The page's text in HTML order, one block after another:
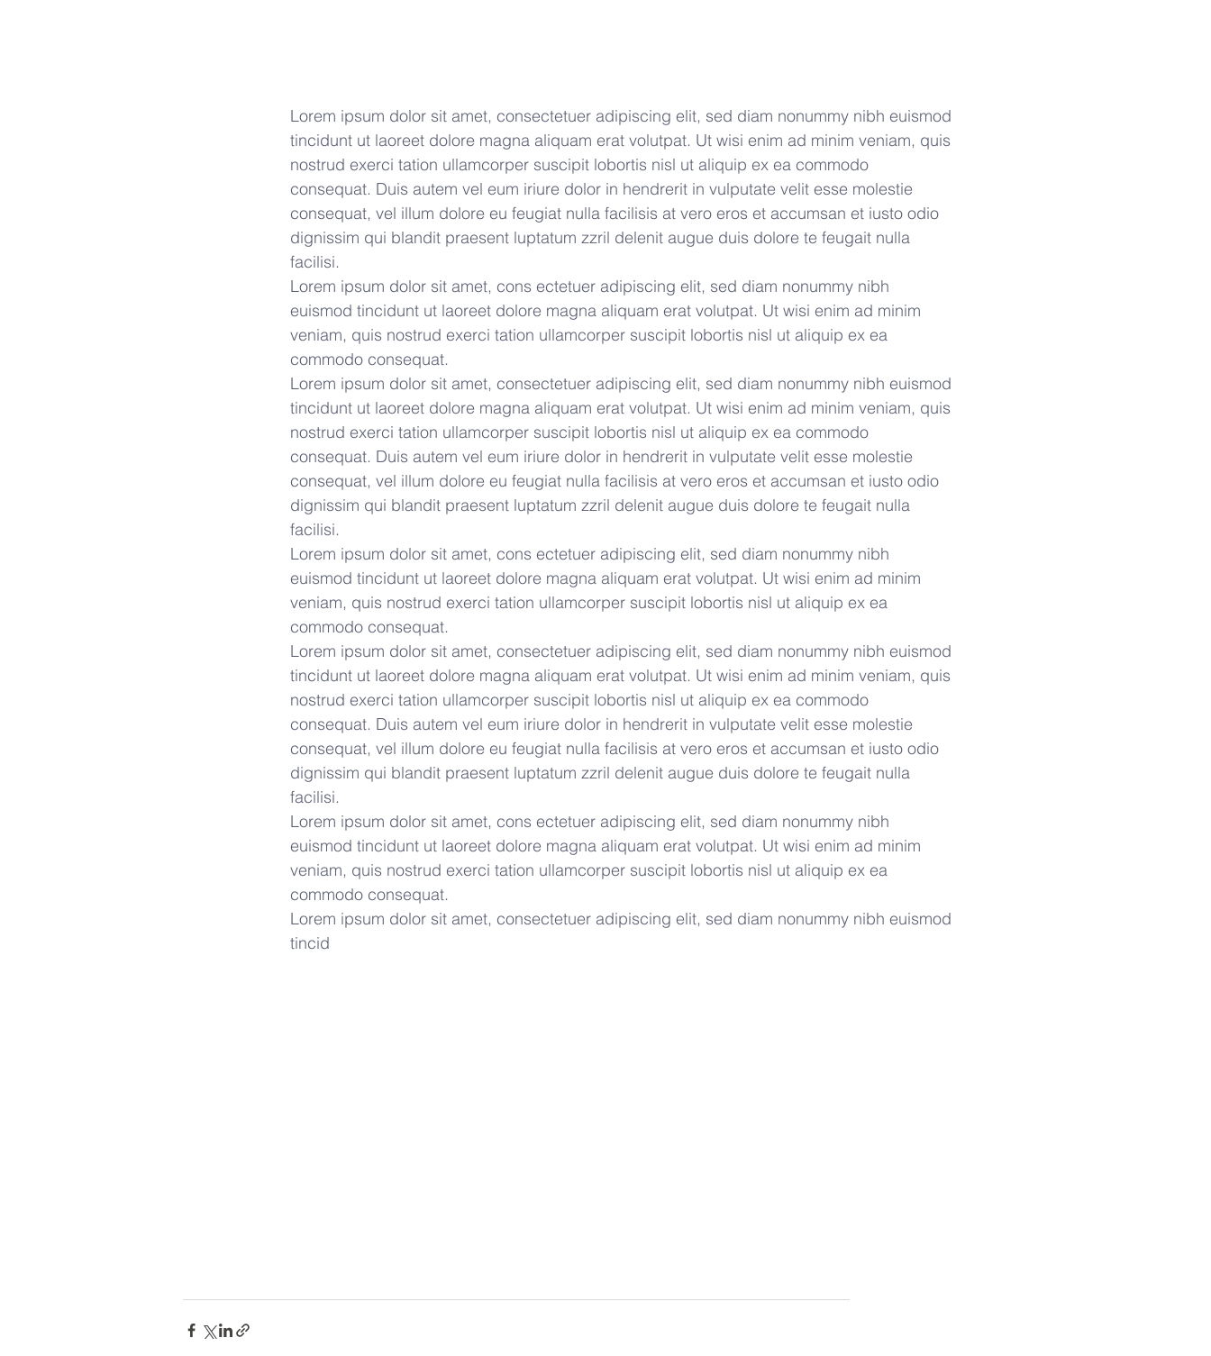
Lorem ipsum dolor sit amet, consectetuer adipiscing elit, sed diam nonummy nibh euismod
tincidunt ut laoreet dolore magna aliquam erat volutpat. Ut wisi enim ad minim veniam, quis
nostrud exerci tation ullamcorper suscipit lobortis nisl ut aliquip ex ea commodo
consequat. Duis autem vel eum iriure dolor in hendrerit in vulputate velit esse molestie
consequat, vel illum dolore eu feugiat nulla facilisis at vero eros et accumsan et iusto odio
dignissim qui blandit praesent luptatum zzril delenit augue duis dolore te feugait nulla
facilisi.
Lorem ipsum dolor sit amet, cons ectetuer adipiscing elit, sed diam nonummy nibh
euismod tincidunt ut laoreet dolore magna aliquam erat volutpat. Ut wisi enim ad minim
veniam, quis nostrud exerci tation ullamcorper suscipit lobortis nisl ut aliquip ex ea
commodo consequat.
Lorem ipsum dolor sit amet, consectetuer adipiscing elit, sed diam nonummy nibh euismod
tincidunt ut laoreet dolore magna aliquam erat volutpat. Ut wisi enim ad minim veniam, quis
nostrud exerci tation ullamcorper suscipit lobortis nisl ut aliquip ex ea commodo
consequat. Duis autem vel eum iriure dolor in hendrerit in vulputate velit esse molestie
consequat, vel illum dolore eu feugiat nulla facilisis at vero eros et accumsan et iusto odio
dignissim qui blandit praesent luptatum zzril delenit augue duis dolore te feugait nulla
facilisi.
Lorem ipsum dolor sit amet, cons ectetuer adipiscing elit, sed diam nonummy nibh
euismod tincidunt ut laoreet dolore magna aliquam erat volutpat. Ut wisi enim ad minim
veniam, quis nostrud exerci tation ullamcorper suscipit lobortis nisl ut aliquip ex ea
commodo consequat.
Lorem ipsum dolor sit amet, consectetuer adipiscing elit, sed diam nonummy nibh euismod
tincidunt ut laoreet dolore magna aliquam erat volutpat. Ut wisi enim ad minim veniam, quis
nostrud exerci tation ullamcorper suscipit lobortis nisl ut aliquip ex ea commodo
consequat. Duis autem vel eum iriure dolor in hendrerit in vulputate velit esse molestie
consequat, vel illum dolore eu feugiat nulla facilisis at vero eros et accumsan et iusto odio
dignissim qui blandit praesent luptatum zzril delenit augue duis dolore te feugait nulla
facilisi.
Lorem ipsum dolor sit amet, cons ectetuer adipiscing elit, sed diam nonummy nibh
euismod tincidunt ut laoreet dolore magna aliquam erat volutpat. Ut wisi enim ad minim
veniam, quis nostrud exerci tation ullamcorper suscipit lobortis nisl ut aliquip ex ea
commodo consequat.
Lorem ipsum dolor sit amet, consectetuer adipiscing elit, sed diam nonummy nibh euismod
tincid